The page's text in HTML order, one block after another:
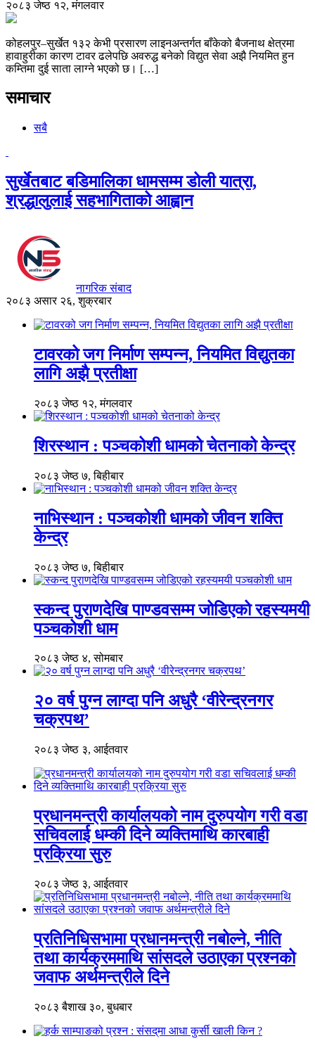
२०८३ जेष्ठ १२, मंगलवार
कोहलपुर–सुर्खेत १३२ केभी प्रसारण लाइनअन्तर्गत बाँकेको बैजनाथ क्षेत्रमा
हावाहुरीका कारण टावर ढलेपछि अवरुद्ध बनेको विद्युत सेवा अझै नियमित हुन
कम्तिमा दुई साता लाग्ने भएको छ। […]
समाचार
सबै
सुर्खेतबाट बडिमालिका धामसम्म डोली यात्रा,
श्रद्धालुलाई सहभागिताको आह्वान
नागरिक संबाद
२०८३ असार २६, शुक्रबार
टावरको जग निर्माण सम्पन्न, नियमित विद्युतका
लागि अझै प्रतीक्षा
२०८३ जेष्ठ १२, मंगलवार
शिरस्थान : पञ्चकोशी धामको चेतनाको केन्द्र
२०८३ जेष्ठ ७, बिहीबार
नाभिस्थान : पञ्चकोशी धामको जीवन शक्ति
केन्द्र
२०८३ जेष्ठ ७, बिहीबार
स्कन्द पुराणदेखि पाण्डवसम्म जोडिएको रहस्यमयी
पञ्चकोशी धाम
२०८३ जेष्ठ ४, सोमबार
२० वर्ष पुग्न लाग्दा पनि अधुरै ‘वीरेन्द्रनगर
चक्रपथ’
२०८३ जेष्ठ ३, आईतवार
प्रधानमन्त्री कार्यालयको नाम दुरुपयोग गरी वडा
सचिवलाई धम्की दिने व्यक्तिमाथि कारबाही
प्रक्रिया सुरु
२०८३ जेष्ठ ३, आईतवार
प्रतिनिधिसभामा प्रधानमन्त्री नबोल्ने, नीति
तथा कार्यक्रममाथि सांसदले उठाएका प्रश्नको
जवाफ अर्थमन्त्रीले दिने
२०८३ बैशाख ३०, बुधबार